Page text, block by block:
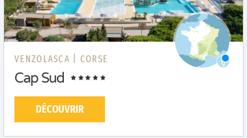
VENZOLASCA | CORSE
Cap Sud
DÉCOUVRIR